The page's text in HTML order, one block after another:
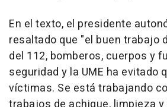
En el texto, el presidente
resaltado que "el buen trabajo
del 112, bomberos, cuerpos y
seguridad y la UME ha evitado
víctimas. Se está trabajando